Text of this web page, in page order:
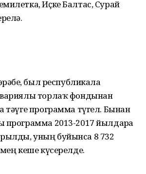
Иҫке Балтас, Сурай
был республикала
торлаҡ фондынан
тәүге программа түгел. Бынан
программа 2013-2017 йылдарҙа
уның буйынса 8 732
кеше күсерелде.